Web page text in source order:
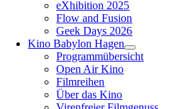
eXhibition 2025
Flow and Fusion
Geek Days 2026
Kino Babylon Hagen
Programmübersicht
Open Air Kino
Filmreihen
Über das Kino